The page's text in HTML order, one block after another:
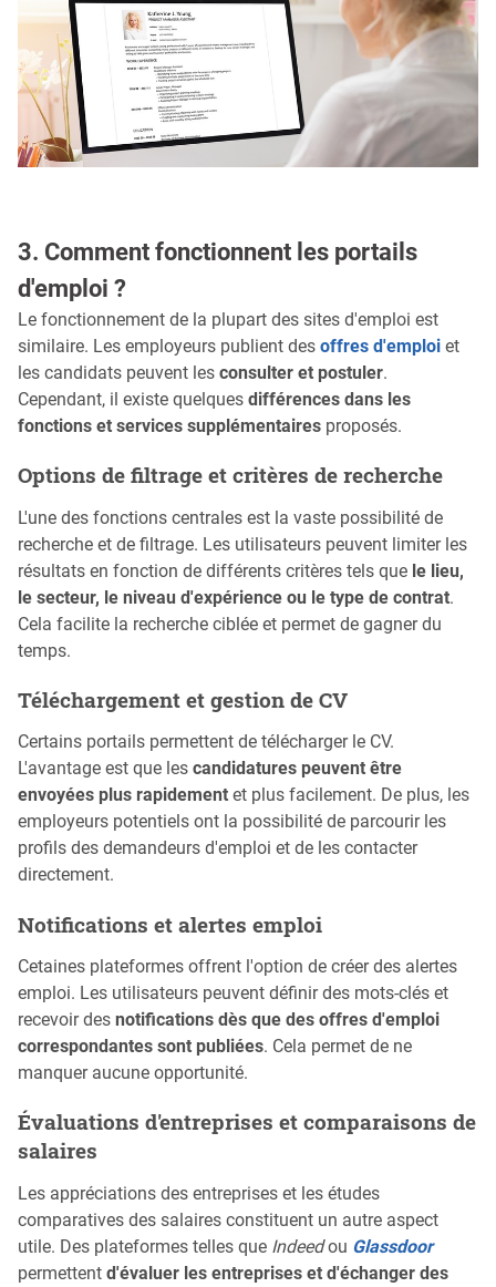
3. Comment fonctionnent les portails
d'emploi ?
Le fonctionnement de la plupart des sites d'emploi est
similaire. Les employeurs publient des offres d'emploi et
les candidats peuvent les consulter et postuler.
Cependant, il existe quelques différences dans les
fonctions et services supplémentaires proposés.
Options de filtrage et critères de recherche
L'une des fonctions centrales est la vaste possibilité de
recherche et de filtrage. Les utilisateurs peuvent limiter les
résultats en fonction de différents critères tels que le lieu,
le secteur, le niveau d'expérience ou le type de contrat.
Cela facilite la recherche ciblée et permet de gagner du
temps.
Téléchargement et gestion de CV
Certains portails permettent de télécharger le CV.
L'avantage est que les candidatures peuvent être
envoyées plus rapidement et plus facilement. De plus, les
employeurs potentiels ont la possibilité de parcourir les
profils des demandeurs d'emploi et de les contacter
directement.
Notifications et alertes emploi
Cetaines plateformes offrent l'option de créer des alertes
emploi. Les utilisateurs peuvent définir des mots-clés et
recevoir des notifications dès que des offres d'emploi
correspondantes sont publiées. Cela permet de ne
manquer aucune opportunité.
Évaluations d'entreprises et comparaisons de
salaires
Les appréciations des entreprises et les études
comparatives des salaires constituent un autre aspect
utile. Des plateformes telles que Indeedou Glassdoor
permettent d'évaluer les entreprises et d'échanger des